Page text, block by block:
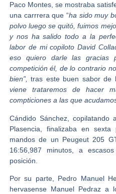
Paco Montes, se mostraba
una carrrera que “ha sido muy
polvo luego se quitó, fuimos
y nos ha salido todo a la
labor de mi copiloto David
eso quiero darle las gracias
competición él, de lo contrario
bien”, tras este buen sabor de
viene trataremos de hacer
compticiones a las que
Cándido Sánchez, copilatando
Plasencia, finalizaba en
mandos de un Peugeut 205
16:56,987 minutos, a
posición.
Por su parte, Pedro Manuel
hervasenseManuel Pedraz a